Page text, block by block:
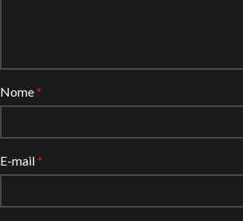
Nome*
E-mail*